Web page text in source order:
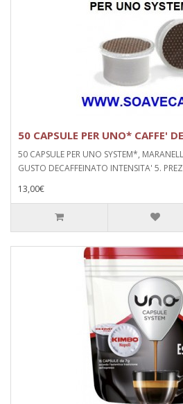
50 CAPSULE PER UNO* CAFFE'
50 CAPSULE PER UNO SYSTEM*,
GUSTO DECAFFEINATO INTENSITA' 5.
13,00€